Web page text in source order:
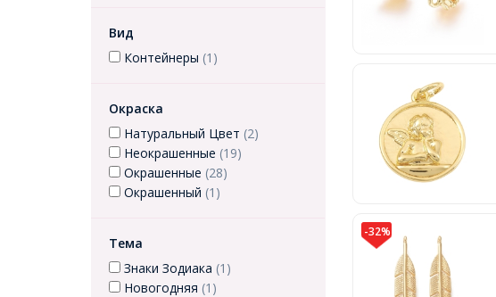
Вид
Контейнеры (1)
Окраска
Натуральный Цвет (2)
Неокрашенные (19)
Окрашенные (28)
Окрашенный (1)
Тема
Знаки Зодиака (1)
Новогодняя (1)
-32%